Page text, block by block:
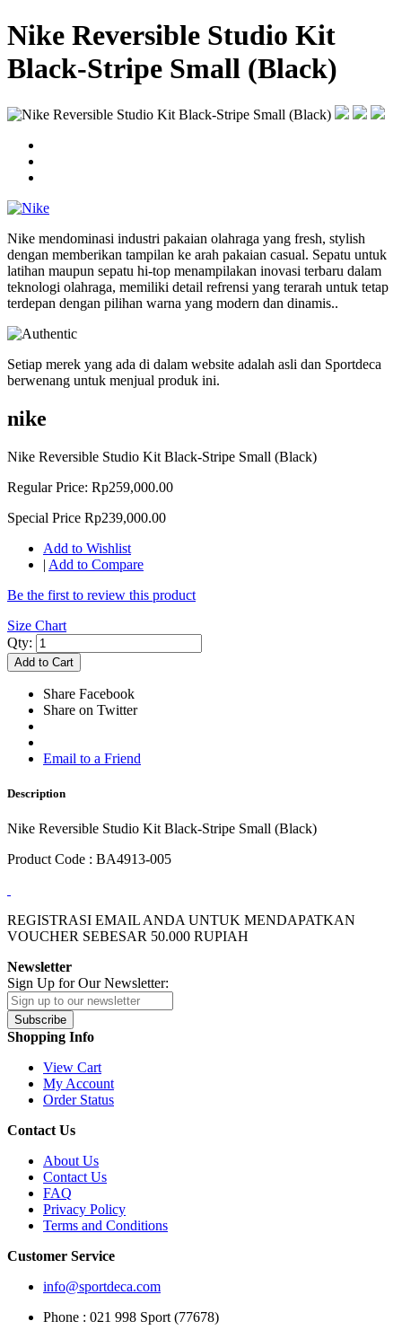
Nike Reversible Studio Kit
Black-Stripe Small (Black)
Nike mendominasi industri pakaian olahraga yang fresh, stylish
dengan memberikan tampilan ke arah pakaian casual. Sepatu untuk
latihan maupun sepatu hi-top menampilakan inovasi terbaru dalam
teknologi olahraga, memiliki detail refrensi yang terarah untuk tetap
terdepan dengan pilihan warna yang modern dan dinamis..
Setiap merek yang ada di dalam website adalah asli dan Sportdeca
berwenang untuk menjual produk ini.
nike
Nike Reversible Studio Kit Black-Stripe Small (Black)
Regular Price: Rp259,000.00
Special Price Rp239,000.00
Add to Wishlist
| Add to Compare
Be the first to review this product
Size Chart
Qty:
Add to Cart
Share Facebook
Share on Twitter
Email to a Friend
Description
Nike Reversible Studio Kit Black-Stripe Small (Black)
Product Code : BA4913-005
REGISTRASI EMAIL ANDA UNTUK MENDAPATKAN
VOUCHER SEBESAR 50.000 RUPIAH
Newsletter
Sign Up for Our Newsletter:
Subscribe
Shopping Info
View Cart
My Account
Order Status
Contact Us
About Us
Contact Us
FAQ
Privacy Policy
Terms and Conditions
Customer Service
info@sportdeca.com
Phone : 021 998 Sport (77678)